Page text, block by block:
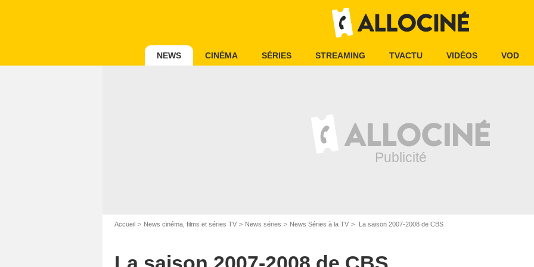
NEWS CINÉMA SÉRIES STREAMING TVACTU VIDÉOS VOD
Accueil News cinéma, films et séries TV News séries News Séries à la TV La saison 2007-2008 de CBS